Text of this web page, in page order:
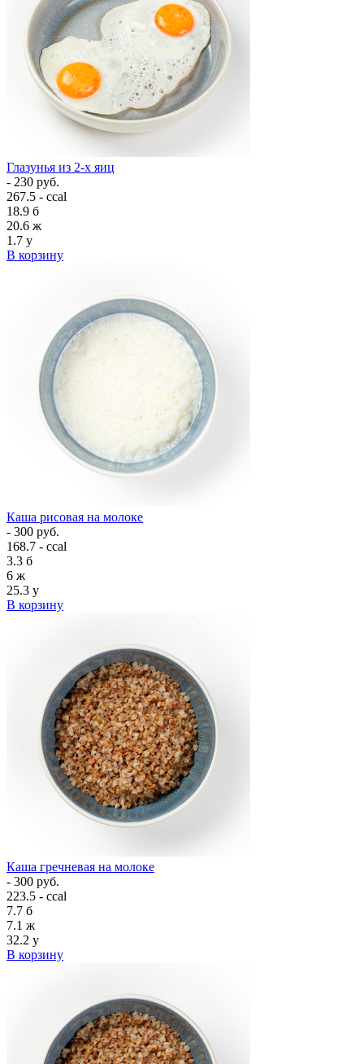
Глазунья из 2-х яиц
- 230 руб.
267.5 - ccal
18.9 б
20.6 ж
1.7 у
В корзину
Каша рисовая на молоке
- 300 руб.
168.7 - ccal
3.3 б
6 ж
25.3 у
В корзину
Каша гречневая на молоке
- 300 руб.
223.5 - ccal
7.7 б
7.1 ж
32.2 у
В корзину